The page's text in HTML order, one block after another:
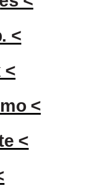
<
<
<
<